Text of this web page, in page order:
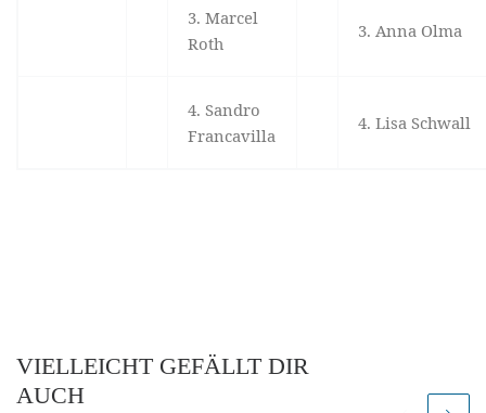
3. Marcel
Roth
3. Anna Olma
4. Sandro
Francavilla
4. Lisa Schwall
VIELLEICHT GEFÄLLT DIR
AUCH